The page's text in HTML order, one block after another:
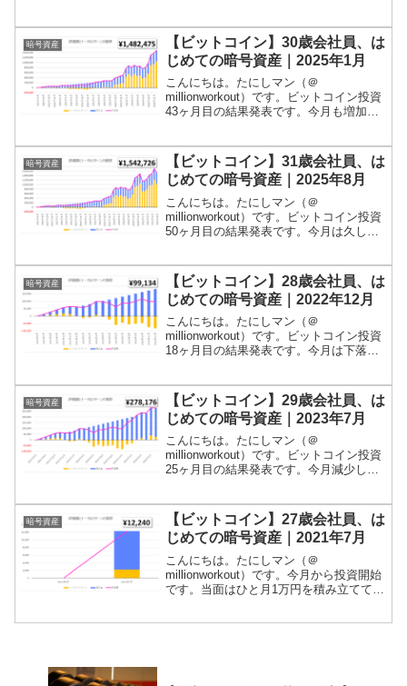
ポイ活、家計簿などの記録をつけていま
すが、ビッ...
暗号資産
【ビットコイン】30歳会社員、は
じめての暗号資産｜2025年1月
こんにちは。たにしマン（＠
millionworkout）です。ビットコイン投資
43ヶ月目の結果発表です。今月も増加し
家計簿などの記録をつけていますが、ビ
ットコインの...
暗号資産
【ビットコイン】31歳会社員、は
じめての暗号資産｜2025年8月
こんにちは。たにしマン（＠
millionworkout）です。ビットコイン投資
50ヶ月目の結果発表です。今月は久しぶ
やポイ活、家計簿などの記録をつけてい
ますが、ビッ...
暗号資産
【ビットコイン】28歳会社員、は
じめての暗号資産｜2022年12月
こんにちは。たにしマン（＠
millionworkout）です。ビットコイン投資
18ヶ月目の結果発表です。今月は下落し
家計簿などの記録をつけていますが、ビ
ットコインの運用...
暗号資産
【ビットコイン】29歳会社員、は
じめての暗号資産｜2023年7月
こんにちは。たにしマン（＠
millionworkout）です。ビットコイン投資
25ヶ月目の結果発表です。今月減少しま
などの記録をつけていますが、ビットコ
インの運用経過...
暗号資産
【ビットコイン】27歳会社員、は
じめての暗号資産｜2021年7月
こんにちは。たにしマン（＠
millionworkout）です。今月から投資開始
です。当面はひと月1万円を積み立ててみ